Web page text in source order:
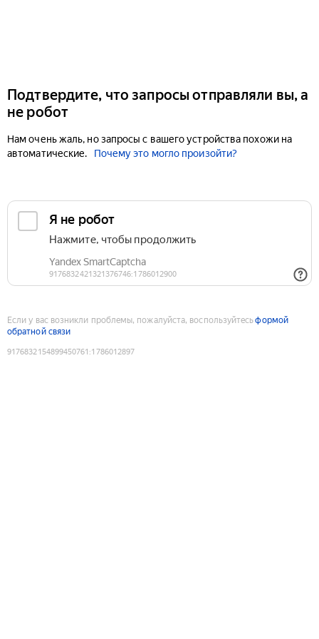
Подтвердите, что запросы отправляли вы, а
не робот
Нам очень жаль, но запросы с вашего устройства похожи на
автоматические.
Почему это могло произойти?
Если у вас возникли проблемы, пожалуйста, воспользуйтесьформой
обратной связи
9176832154899450761 :1786012897